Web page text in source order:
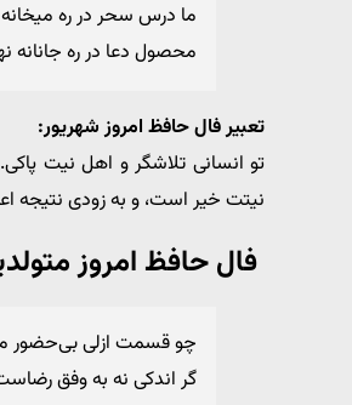
ما درس سحر در ره میخانه
محصول دعا در ره جانانه
تعبیر فال حافظ امروز شهریور:
تو انسانی تلاشگر و اهل نیت
نیتت خیر است، و به زودی نتیجه
فال حافظ امروز
چو قسمت ازلی بی‌حضور
گر اندکی نه به وفق